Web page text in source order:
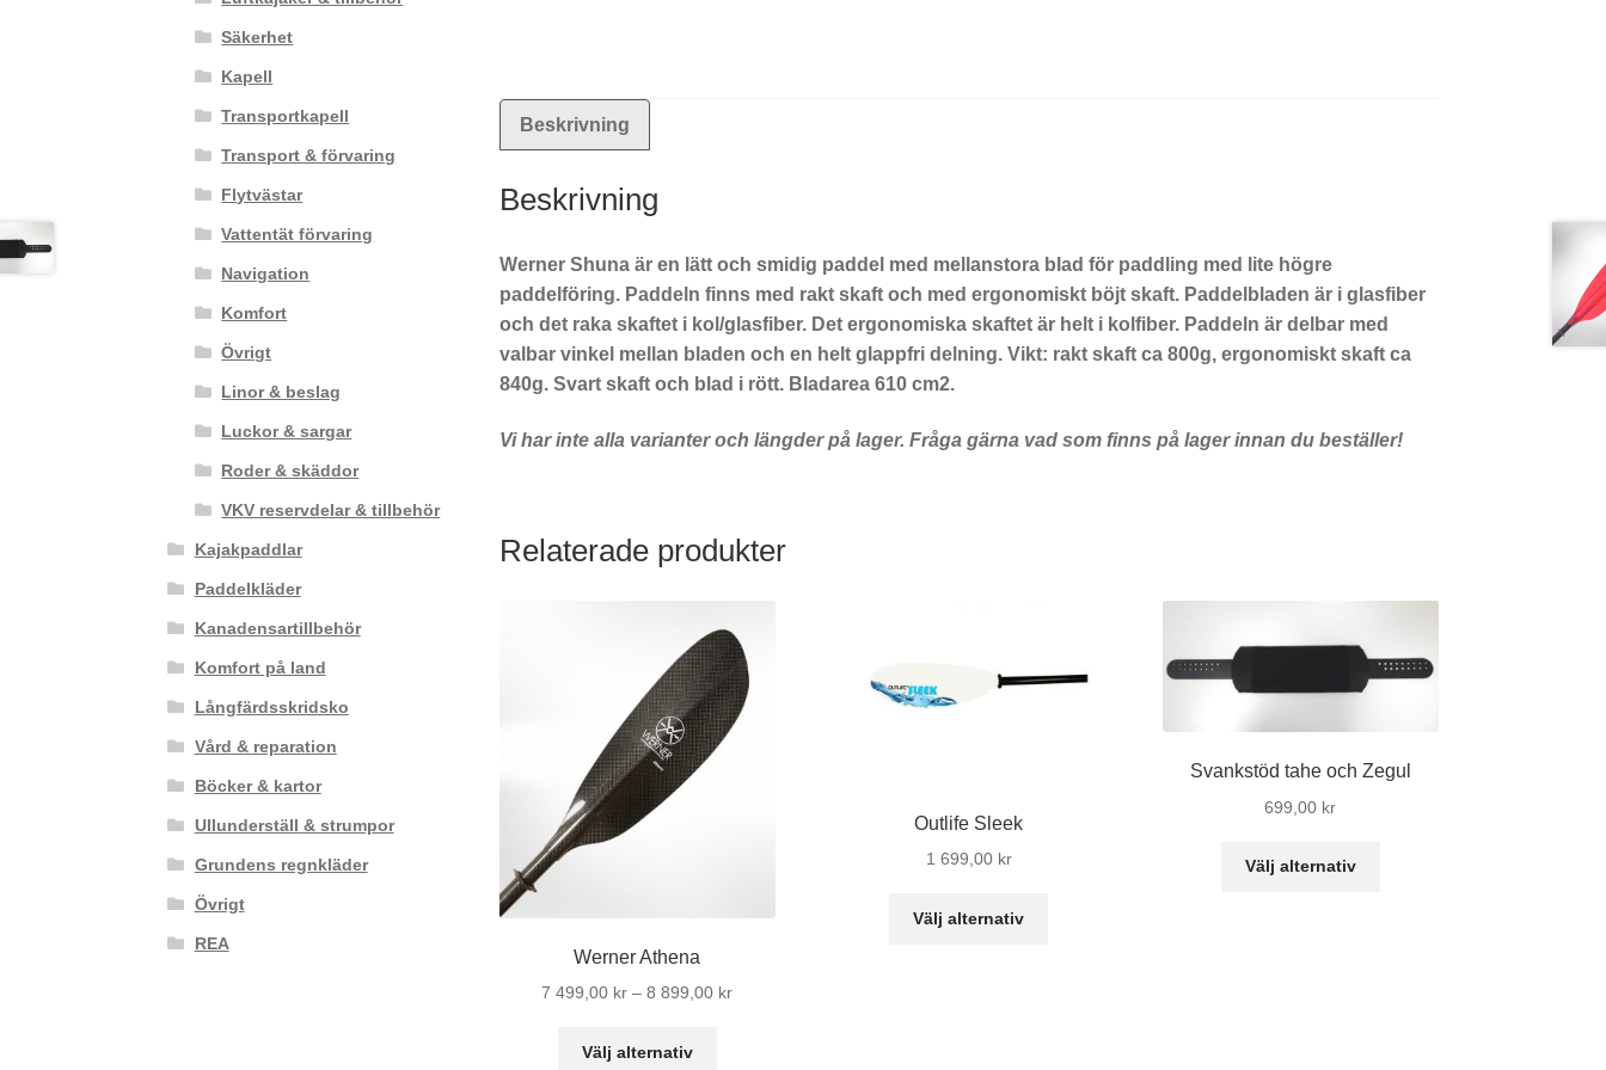
Beskrivning
Beskrivning
Werner Shuna är en lätt och smidig paddel med mellanstora blad för paddling med lite högre
paddelföring. Paddeln finns med rakt skaft och med ergonomiskt böjt skaft. Paddelbladen är i glasfiber
och det raka skaftet i kol/glasfiber. Det ergonomiska skaftet är helt i kolfiber. Paddeln är delbar med
valbar vinkel mellan bladen och en helt glappfri delning. Vikt: rakt skaft ca 800g, ergonomiskt skaft ca
840g. Svart skaft och blad i rött. Bladarea 610 cm2.
Vi har inte alla varianter och längder på lager. Fråga gärna vad som finns på lager innan du beställer!
Relaterade produkter
Werner Athena
7 499,00 kr – 8 899,00 krPrisintervall:
Välj alternativ
Outlife Sleek
1 699,00 kr
Välj alternativ
Svankstöd tahe och Zegul
699,00 kr
Välj alternativ
Säkerhet
Kapell
Transportkapell
Transport & förvaring
Flytvästar
Vattentät förvaring
Navigation
Komfort
Övrigt
Linor & beslag
Luckor & sargar
Roder & skäddor
VKV reservdelar & tillbehör
Kajakpaddlar
Paddelkläder
Kanadensartillbehör
Komfort på land
Långfärdsskridsko
Vård & reparation
Böcker & kartor
Ullunderställ & strumpor
Grundens regnkläder
Övrigt
REA